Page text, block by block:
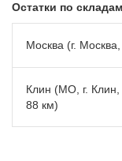
Остатки по складам
Москва (г.
Клин (МО, г. Клин,
88 км)